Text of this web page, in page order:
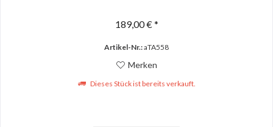
189,00 € *
Artikel-Nr.:aTA558
Merken
Dieses Stück ist bereits verkauft.